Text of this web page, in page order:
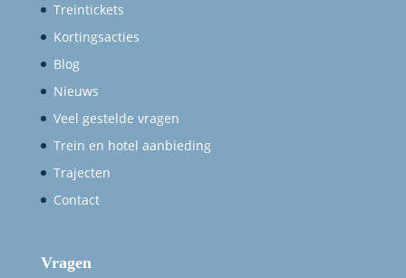
Treintickets
Kortingsacties
Blog
Nieuws
Veel gestelde vragen
Trein en hotel aanbieding
Trajecten
Contact
Vragen